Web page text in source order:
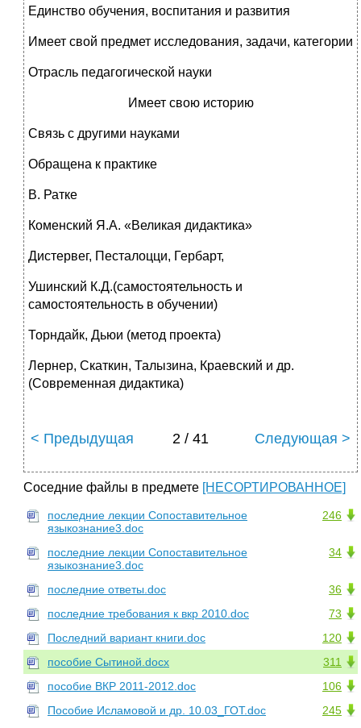
Единство обучения, воспитания и развития
Имеет свой предмет исследования, задачи, категории
Отрасль педагогической науки
Имеет свою историю
Связь с другими науками
Обращена к практике
В. Ратке
Коменский Я.А. «Великая дидактика»
Дистервег, Песталоцци, Гербарт,
Ушинский К.Д.(самостоятельность и
самостоятельность в обучении)
Торндайк, Дьюи (метод проекта)
Лернер, Скаткин, Талызина, Краевский и др.
(Современная дидактика)
< Предыдущая 2 / 41 Следующая >
Соседние файлы в предмете [НЕСОРТИРОВАННОЕ]
246
последние лекции Сопоставительное
языкознание3.doc
34
последние лекции Сопоставительное
языкознание3.doc
36
последние ответы.doc
73
последние требования к вкр 2010.doc
120
Последний вариант книги.doc
311
пособие Сытиной.docx
106
пособие ВКР 2011-2012.doc
245
Пособие Исламовой и др. 10.03_ГОТ.doc